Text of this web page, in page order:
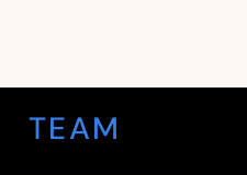
TEAM